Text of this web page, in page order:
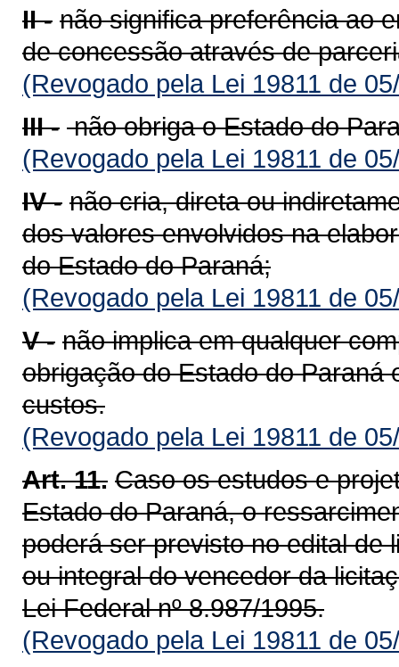
II - não significa preferência ao
de concessão através de
(Revogado pela Lei 19811 de
III - não obriga o Estado do
(Revogado pela Lei 19811 de
IV - não cria, direta ou
dos valores envolvidos na
do Estado do Paraná;
(Revogado pela Lei 19811 de
V - não implica em qualquer
obrigação do Estado do
custos.
(Revogado pela Lei 19811 de
Art. 11. Caso os estudos e
Estado do Paraná, o
poderá ser previsto no edital de
ou integral do vencedor da
Lei Federal nº 8.987/1995.
(Revogado pela Lei 19811 de